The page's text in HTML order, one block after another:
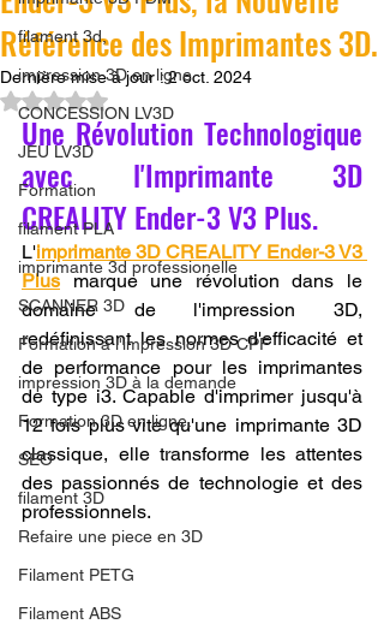
filament 3d,
impression 3D en ligne
CONCESSION LV3D
JEU LV3D
Formation
filament PLA
imprimante 3d professionelle
SCANNER 3D
Formation à l'impression 3D CPF
impression 3D à la demande
Formation 3D en ligne.
SEO
filament 3D
Refaire une piece en 3D
Filament PETG
Filament ABS
Référence des Imprimantes 3D.
Dernière mise à jour :2 oct. 2024
Noté NaN étoiles sur 5.
Une Révolution Technologique
avec l'Imprimante 3D
CREALITY Ender-3 V3 Plus.
L'imprimante 3D CREALITY Ender-3 V3
Plus marque une révolution dans le
domaine de l'impression 3D,
redéfinissant les normes d'efficacité et
de performance pour les imprimantes
de type i3. Capable d'imprimer jusqu'à
12 fois plus vite qu'une imprimante 3D
classique, elle transforme les attentes
des passionnés de technologie et des
professionnels.